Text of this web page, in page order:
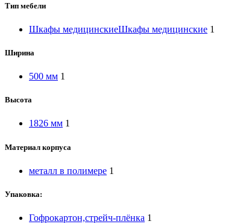
Тип мебели
Шкафы медицинскиеШкафы медицинские 1
Ширина
500 мм 1
Высота
1826 мм 1
Материал корпуса
металл в полимере 1
Упаковка:
Гофрокартон,стрейч-плёнка 1